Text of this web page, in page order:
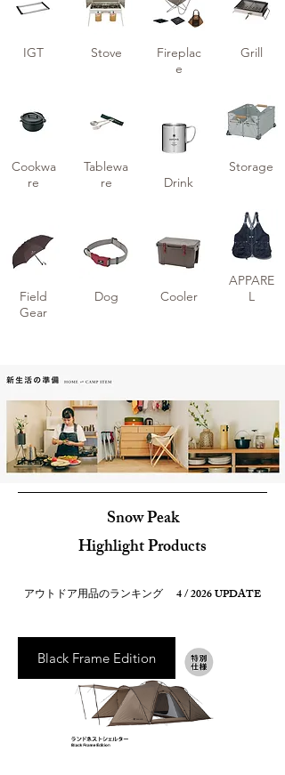
IGT
Cookwa
re
Field
Gear
Stove
Tablewa
re
Dog
Fireplac
e
Drink
Cooler
Grill
Storage
APPARE
L
Snow Peak
Highlight Products
アウトドア用品のランキング 4/ 2026 UPDATE
Black Frame Edition